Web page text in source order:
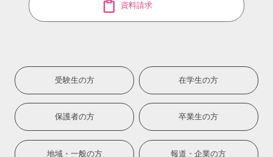
資料請求
受験生の方 在学生の方
保護者の方 卒業生の方
地域・一般の方 報道・企業の方